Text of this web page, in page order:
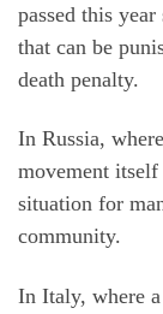
passed this
that can be
death penalty.
In Russia,
movement itself
situation for
community.
In Italy, where